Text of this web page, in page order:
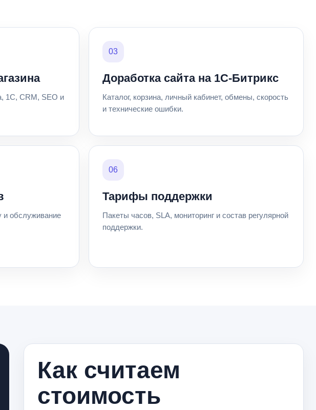
1С, CRM, SEO и
03
Доработка сайта на 1С-Битрикс
Каталог, корзина, личный кабинет, обмены, скорость
и технические ошибки.
и обслуживание
06
Тарифы поддержки
Пакеты часов, SLA, мониторинг и состав регулярной
поддержки.
Как считаем
стоимость